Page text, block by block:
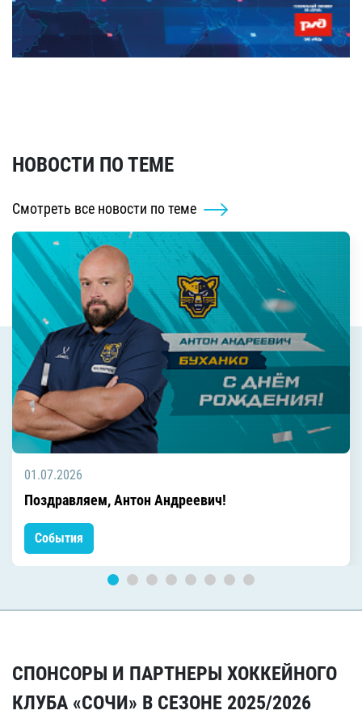
НОВОСТИ ПО ТЕМЕ
Смотреть все новости по теме
01.07.2026
Поздравляем, Антон Андреевич!
События
СПОНСОРЫ И ПАРТНЕРЫ ХОККЕЙНОГО
КЛУБА «СОЧИ» В СЕЗОНЕ 2025/2026